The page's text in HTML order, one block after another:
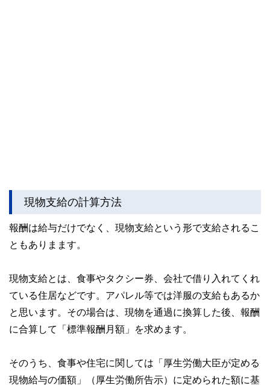
現物支給の計算方法
報酬は給与だけでなく、現物支給という形で支給されるこ
ともありまます。
現物支給とは、食事やタクシー券、会社で借り入れてくれ
ている住居などです。アパレル等では洋服の支給もあるか
と思います。その場合は、現物を通過に換算した後、報酬
に合算して「標準報酬月額」を求めます。
そのうち、食事や住宅に関しては「厚生労働大臣が定める
現物給与の価額」（厚生労働所告示）に定められた額に基